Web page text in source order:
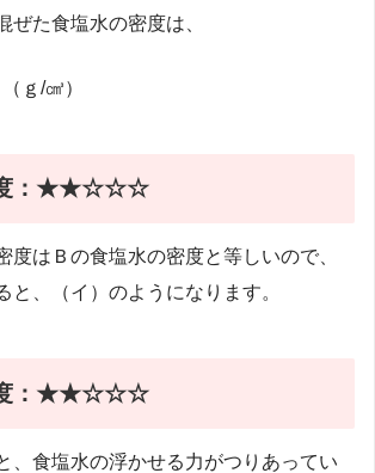
ぜた食塩水の密度は、
ｇ/㎤）
度：★★☆☆☆
度はＢの食塩水の密度と等しいので、
と、（イ）のようになります。
度：★★☆☆☆
、食塩水の浮かせる力がつりあってい